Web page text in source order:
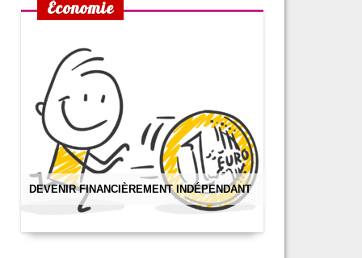
Économie
DEVENIR FINANCIÈREMENT INDÉPENDANT